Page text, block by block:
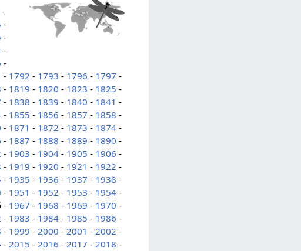
-
-
-
-
-
- 1792 - 1793 - 1796 - 1797 -
- 1819 - 1820 - 1823 - 1825 -
- 1838 - 1839 - 1840 - 1841 -
- 1855 - 1856 - 1857 - 1858 -
- 1871 - 1872 - 1873 - 1874 -
- 1887 - 1888 - 1889 - 1890 -
- 1903 - 1904 - 1905 - 1906 -
- 1919 - 1920 - 1921 - 1922 -
- 1935 - 1936 - 1937 - 1938 -
- 1951 - 1952 - 1953 - 1954 -
- 1967 - 1968 - 1969 - 1970 -
- 1983 - 1984 - 1985 - 1986 -
- 1999 -2000 -2001 -2002 -
-2015 -2016 -2017 -2018 -